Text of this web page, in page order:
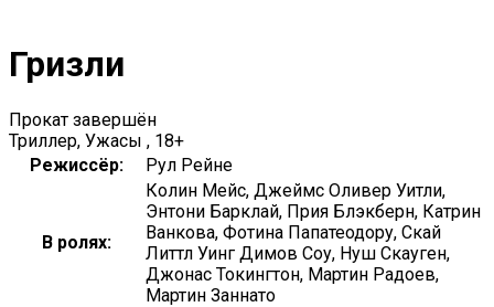
Гризли
Прокат завершён
Триллер, Ужасы , 18+
Режиссёр:
Рул Рейне
В ролях:
Колин Мейс, Джеймс Оливер Уитли,
Энтони Барклай, Прия Блэкберн, Катрин
Ванкова, Фотина Папатеодору, Скай
Литтл Уинг Димов Соу, Нуш Скауген,
Джонас Токингтон, Мартин Радоев,
Мартин Заннато